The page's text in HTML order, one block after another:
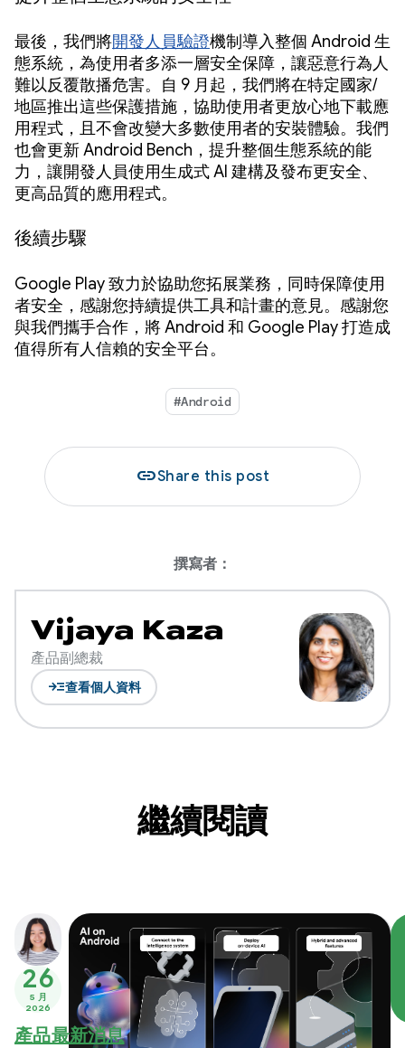
最後，我們將開發人員驗證機制導入整個 Android 生
態系統，為使用者多添一層安全保障，讓惡意行為人
難以反覆散播危害。自 9 月起，我們將在特定國家/
地區推出這些保護措施，協助使用者更放心地下載應
用程式，且不會改變大多數使用者的安裝體驗。我們
也會更新 Android Bench，提升整個生態系統的能
力，讓開發人員使用生成式 AI 建構及發布更安全、
更高品質的應用程式。
後續步驟
Google Play 致力於協助您拓展業務，同時保障使用
者安全，感謝您持續提供工具和計畫的意見。感謝您
與我們攜手合作，將 Android 和 Google Play 打造成
值得所有人信賴的安全平台。
#Android
linkShare this post
撰寫者：
Vijaya Kaza
產品副總裁
read_more查看個人資料
繼續閱讀
26
5 月
2026
產品最新消息